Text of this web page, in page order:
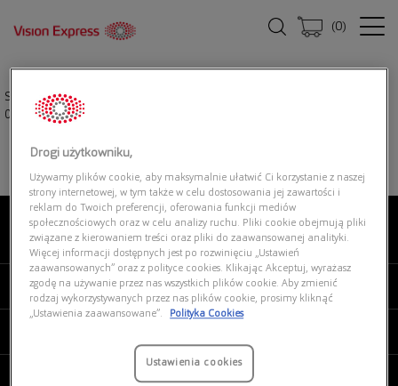
(0)
Strona główna|
0PH4215U 50016G
O NAS
MOJE VISION EXPRESS
Drogi użytkowniku,
Używamy plików cookie, aby maksymalnie ułatwić Ci korzystanie z naszej
strony internetowej, w tym także w celu dostosowania jej zawartości i
reklam do Twoich preferencji, oferowania funkcji mediów
społecznościowych oraz w celu analizy ruchu. Pliki cookie obejmują pliki
związane z kierowaniem treści oraz pliki do zaawansowanej analityki.
Więcej informacji dostępnych jest po rozwinięciu „Ustawień
zaawansowanych” oraz z polityce cookies. Klikając Akceptuj, wyrażasz
zgodę na używanie przez nas wszystkich plików cookie. Aby zmienić
rodzaj wykorzystywanych przez nas plików cookie, prosimy kliknąć
„Ustawienia zaawansowane”.
Polityka Cookies
Ustawienia cookies